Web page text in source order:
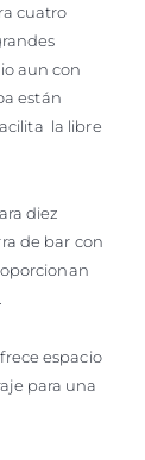
cuatro
aun con
están
la libre
diez
de bar con
espacio
para una